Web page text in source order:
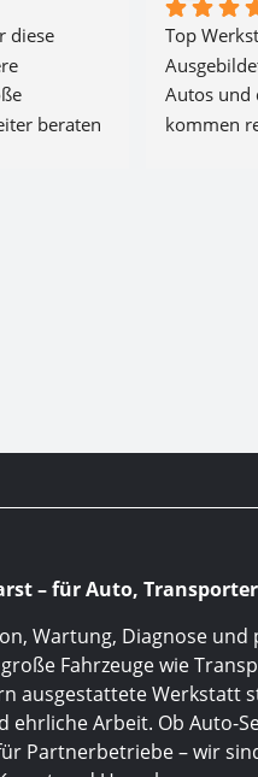
diese
beraten
Top
Autos und
kommen
– für Auto,
Wartung, Diagnose und
Fahrzeuge wie
ausgestattete Werkstatt
ehrliche Arbeit. Ob Auto-
Partnerbetriebe – wir